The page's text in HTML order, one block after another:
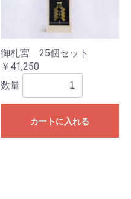
御札宮 25個セット
￥41,250
数量
カートに入れる